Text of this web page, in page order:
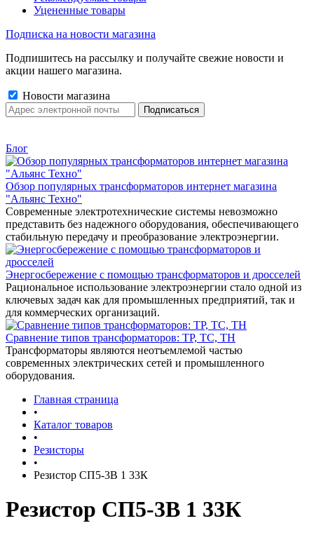
Уцененные товары
Подписка на новости магазина
Подпишитесь на рассылку и получайте свежие новости и
акции нашего магазина.
Новости магазина
Блог
Обзор популярных трансформаторов интернет магазина
"Альянс Техно"
Современные электротехнические системы невозможно
представить без надежного оборудования, обеспечивающего
стабильную передачу и преобразование электроэнергии.
Энергосбережение с помощью трансформаторов и дросселей
Рациональное использование электроэнергии стало одной из
ключевых задач как для промышленных предприятий, так и
для коммерческих организаций.
Сравнение типов трансформаторов: ТР, ТС, ТН
Трансформаторы являются неотъемлемой частью
современных электрических сетей и промышленного
оборудования.
Главная страница
•
Каталог товаров
•
Резисторы
•
Резистор СП5-3В 1 33К
Резистор СП5-3В 1 33К